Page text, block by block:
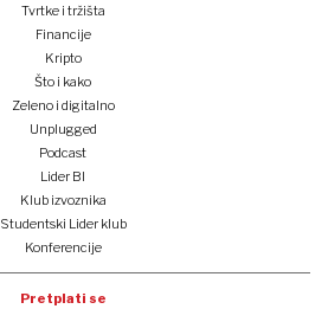
Tvrtke i tržišta
Financije
Kripto
Što i kako
Zeleno i digitalno
Unplugged
Podcast
Lider BI
Klub izvoznika
Studentski Lider klub
Konferencije
Pretplati se